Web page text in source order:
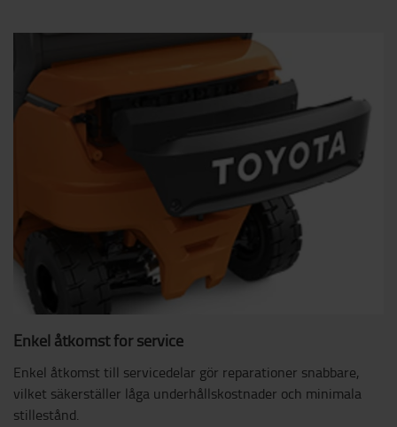
Enkel åtkomst för service
Enkel åtkomst till servicedelar gör reparationer snabbare,
vilket säkerställer låga underhållskostnader och minimala
stillestånd.